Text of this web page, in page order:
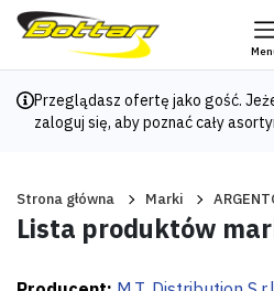
Przeglądasz ofertę jako gość.
zaloguj się, aby poznać cały
Strona główna Marki
Lista produktów